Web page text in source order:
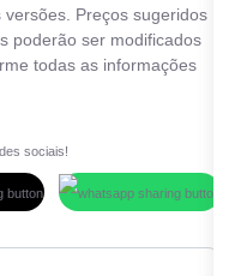
Preços sugeridos
poderão ser modificados
todas as informações
sociais!